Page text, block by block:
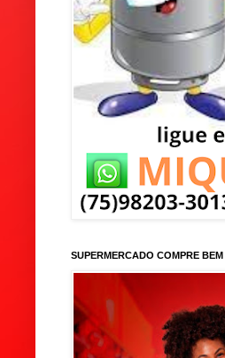
SUPERMERCADO COMPRE BEM